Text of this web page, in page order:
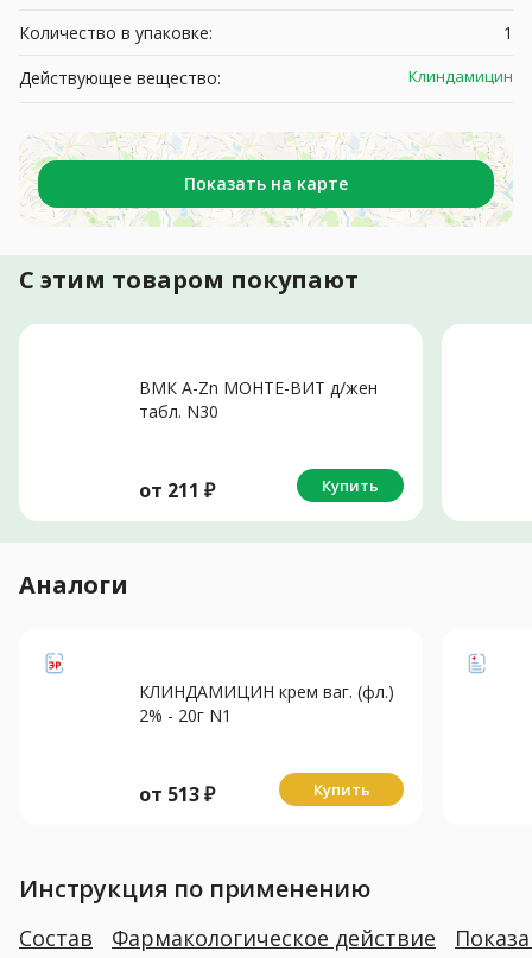
Количество в упаковке:
1
Действующее вещество:
Клиндамицин
Показать на карте
С этим товаром покупают
ВМК А-Zn МОНТЕ-ВИТ д/жен
табл. N30
от 211 ₽ Купить
Аналоги
КЛИНДАМИЦИН крем ваг. (фл.)
2% - 20г N1
от 513₽ Купить
Инструкция по применению
Состав Фармакологическое действие